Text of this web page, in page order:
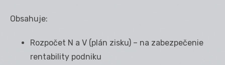
Obsahuje:
Rozpočet N a V (plán zisku) – na zabezpečenie
rentability podniku